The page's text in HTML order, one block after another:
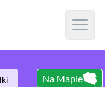
Open
Na Mapie